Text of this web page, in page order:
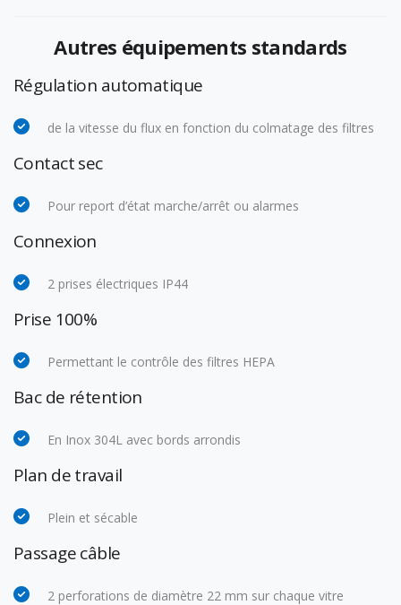
Autres équipements standards
Régulation automatique
de la vitesse du flux en fonction du colmatage des filtres
Contact sec
Pour report d’état marche/arrêt ou alarmes
Connexion
2 prises électriques IP44
Prise 100%
Permettant le contrôle des filtres HEPA
Bac de rétention
En Inox 304L avec bords arrondis
Plan de travail
Plein et sécable
Passage câble
2 perforations de diamètre 22 mm sur chaque vitre